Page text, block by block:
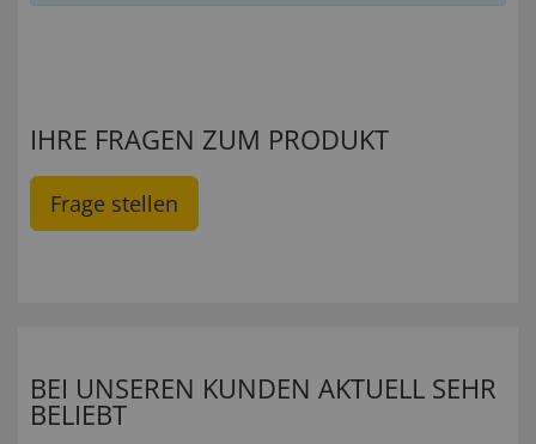
IHRE FRAGEN ZUM PRODUKT
Frage stellen
BEI UNSEREN KUNDEN AKTUELL SEHR
BELIEBT